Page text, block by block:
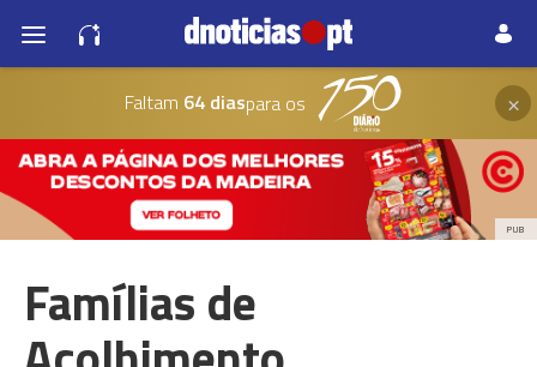
Faltam 64 diaspara os ×
PUB
Famílias de